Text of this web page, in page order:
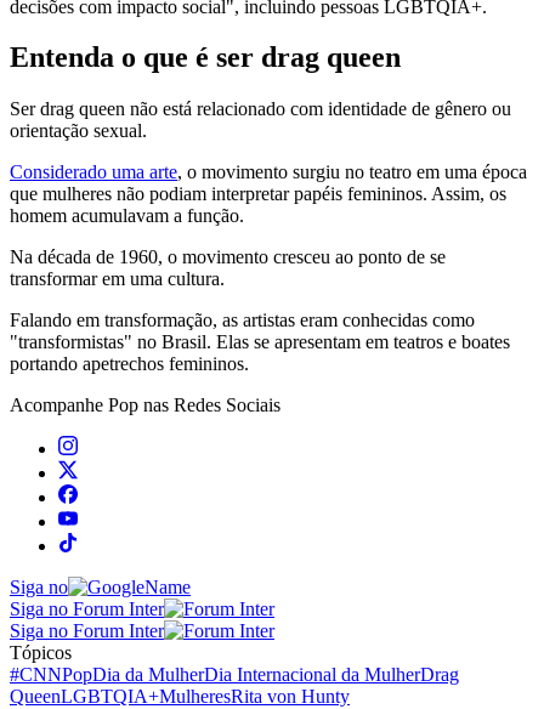
decisões com impacto social", incluindo pessoas LGBTQIA+.
Entenda o que é ser drag queen
Ser drag queen não está relacionado com identidade de gênero ou
orientação sexual.
Considerado uma arte, o movimento surgiu no teatro em uma época
que mulheres não podiam interpretar papéis femininos. Assim, os
homem acumulavam a função.
Na década de 1960, o movimento cresceu ao ponto de se
transformar em uma cultura.
Falando em transformação, as artistas eram conhecidas como
"transformistas" no Brasil. Elas se apresentam em teatros e boates
portando apetrechos femininos.
Acompanhe Pop nas Redes Sociais
Siga no
Siga no Forum Inter
Siga no Forum Inter
Tópicos
#CNNPopDia da MulherDia Internacional da MulherDrag
QueenLGBTQIA+MulheresRita von Hunty